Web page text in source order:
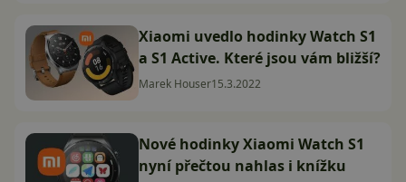
Xiaomi uvedlo hodinky Watch S1
a S1 Active. Které jsou vám bližší?
Marek Houser15.3.2022
Nové hodinky Xiaomi Watch S1
nyní přečtou nahlas i knížku